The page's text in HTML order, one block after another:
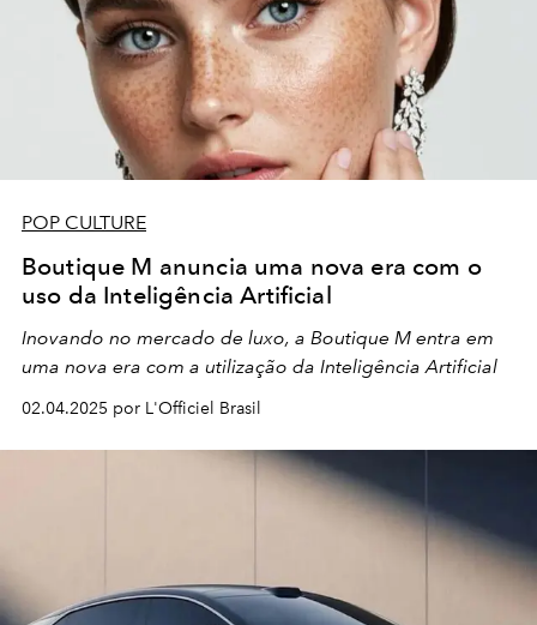
POP CULTURE
Boutique M anuncia uma nova era com o
uso da Inteligência Artificial
Inovando no mercado de luxo, a Boutique M entra em
uma nova era com a utilização da Inteligência Artificial
02.04.2025 por L'Officiel Brasil